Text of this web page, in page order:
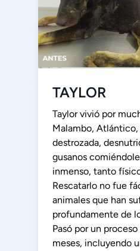
TAYLOR
Taylor vivió por
Malambo,
destrozada,
gusanos
inmenso, tanto
Rescatarlo no fue
animales que han
profundamente de
Pasó por un
meses, incluyendo